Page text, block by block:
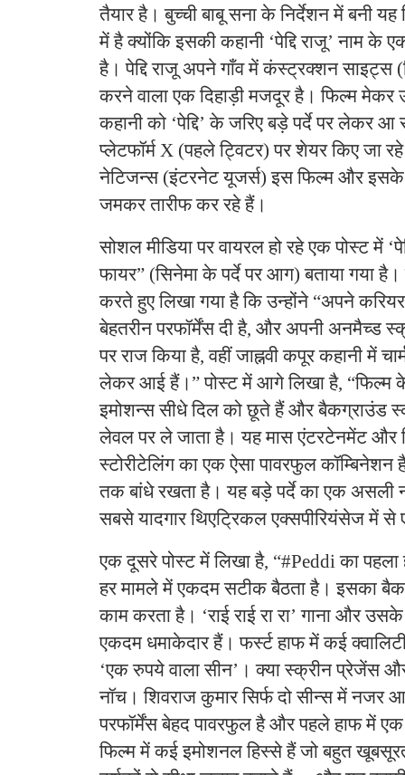
तैयार है। बुच्ची बाबू सना के निर्देशन में बनी
में है क्योंकि इसकी कहानी ‘पेद्दि राजू’ नाम
है। पेद्दि राजू अपने गाँव में कंस्ट्रक्शन साइट्स
करने वाला एक दिहाड़ी मजदूर है। फिल्म मेकर
कहानी को ‘पेद्दि’ के जरिए बड़े पर्दे पर लेकर
प्लेटफॉर्म X (पहले ट्विटर) पर शेयर किए जा
नेटिजन्स (इंटरनेट यूजर्स) इस फिल्म और इसके
जमकर तारीफ कर रहे हैं।
​सोशल मीडिया पर वायरल हो रहे एक पोस्ट में
फायर” (सिनेमा के पर्दे पर आग) बताया गया
करते हुए लिखा गया है कि उन्होंने “अपने
बेहतरीन परफॉर्मेंस दी है, और अपनी अनमैच्ड
पर राज किया है, वहीं जाह्नवी कपूर कहानी में
लेकर आई हैं।” पोस्ट में आगे लिखा है, “फिल्म
इमोशन्स सीधे दिल को छूते हैं और बैकग्राउंड
लेवल पर ले जाता है। यह मास एंटरटेनमेंट और
स्टोरीटेलिंग का एक ऐसा पावरफुल
तक बांधे रखता है। यह बड़े पर्दे का एक असली
सबसे यादगार थिएट्रिकल एक्सपीरियंसेज में
एक दूसरे पोस्ट में लिखा है, “#Peddi का
हर मामले में एकदम सटीक बैठता है। इसका
काम करता है। ‘राई राई रा रा’ गाना और
एकदम धमाकेदार हैं। फर्स्ट हाफ में कई
‘एक रुपये वाला सीन’। क्या स्क्रीन प्रेजेंस
नॉच। शिवराज कुमार सिर्फ दो सीन्स में
परफॉर्मेंस बेहद पावरफुल है और पहले हाफ में एक
फिल्म में कई इमोशनल हिस्से हैं जो बहुत